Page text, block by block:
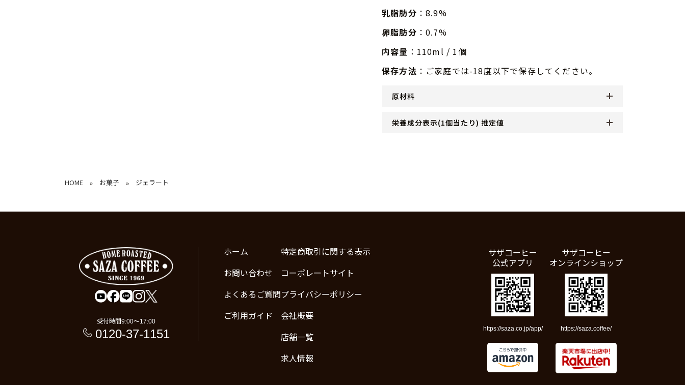
乳脂肪分 ：8.9%
卵脂肪分 ：0.7%
内容量 ：110ml / 1個
保存方法 ：ご家庭では-18度以下で保存してください。
原材料
栄養成分表示(1個当たり) 推定値
HOME » お菓子 » ジェラート
受付時間9:00〜17:00
0120-37-1151
ホーム
お問い合わせ
よくあるご質問
ご利用ガイド
特定商取引に関する表示
コーポレートサイト
プライバシーポリシー
会社概要
店舗一覧
求人情報
サザコーヒー
公式アプリ
https://saza.co.jp/app/
サザコーヒー
オンラインショップ
https://saza.coffee/